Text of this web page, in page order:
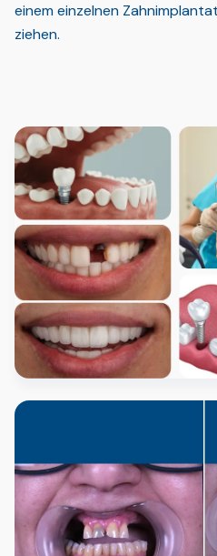
einem einzelnen
ziehen.